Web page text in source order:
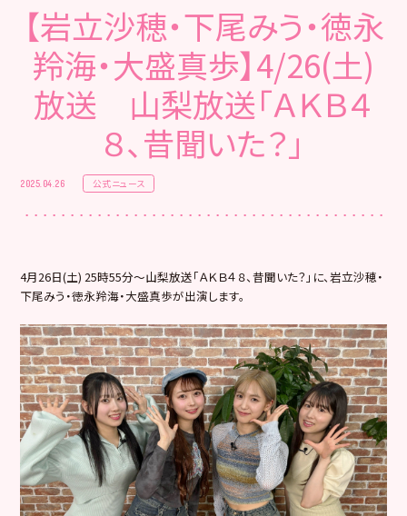
【岩立沙穂・下尾みう・徳永
羚海・大盛真歩】4/26(土)
放送 山梨放送「ＡＫＢ４
８、昔聞いた？」
2025.04.26 公式ニュース
4月26日(土) 25時55分～山梨放送「ＡＫＢ４８、昔聞いた？」に、岩立沙穂・
下尾みう・徳永羚海・大盛真歩が出演します。